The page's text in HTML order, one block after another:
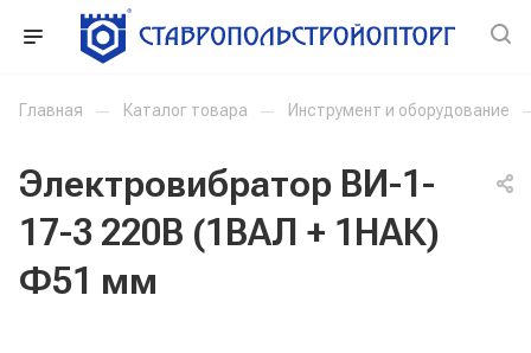
Главная — Каталог товара — Инструмент и оборудование
Электровибратор ВИ-1-
17-3 220В (1ВАЛ + 1НАК)
Ф51 мм